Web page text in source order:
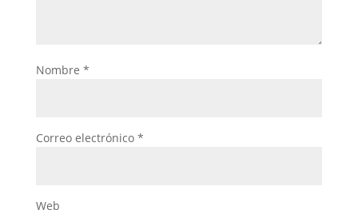
Nombre *
Correo electrónico *
Web